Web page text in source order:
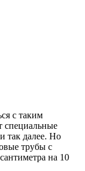
с таким
специальные
так далее. Но
трубы с
на 10